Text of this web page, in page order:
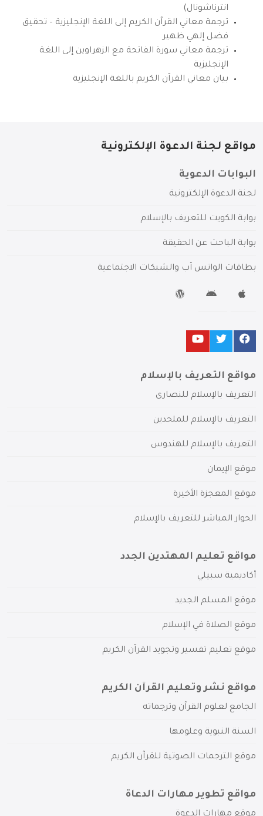
انترناشونال)
ترجمة معاني القرآن الكريم إلى اللغة الإنجليزية – تحقيق
فضل إلهي ظهير
ترجمة معاني سورة الفاتحة مع الزهراوين إلى اللغة
الإنجليزية
بيان معاني القرآن الكريم باللغة الإنجليزية
مواقع لجنة الدعوة الإلكترونية
البوابات الدعوية
لجنة الدعوة الإلكترونية
بوابة الكويت للتعريف بالإسلام
بوابة الباحث عن الحقيقة
بطاقات الواتس آب والشبكات الاجتماعية
مواقع التعريف بالإسلام
التعريف بالإسلام للنصارى
التعريف بالإسلام للملحدين
التعريف بالإسلام للهندوس
موقع الإيمان
موقع المعجزة الأخيرة
الحوار المباشر للتعريف بالإسلام
مواقع تعليم المهتدين الجدد
أكاديمية سبيلي
موقع المسلم الجديد
موقع الصلاة في الإسلام
موقع تعليم تفسير وتجويد القرآن الكريم
مواقع نشر وتعليم القرآن الكريم
الجامع لعلوم القرآن وترجماته
السنة النبوية وعلومها
موقع الترجمات الصوتية للقرآن الكريم
مواقع تطوير مهارات الدعاة
موقع مهارات الدعوة